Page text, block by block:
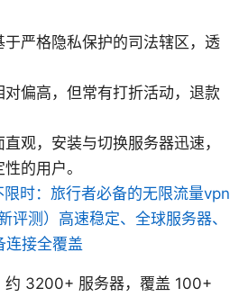
于严格隐私保护的司法辖区，透
偏高，但常有打折活动，退款
观，安装与切换服务器迅速，
的用户。
限时：旅行者必备的无限流量vpn
评测）高速稳定、全球服务器、
连接全覆盖
约 3200+ 服务器，覆盖 100+